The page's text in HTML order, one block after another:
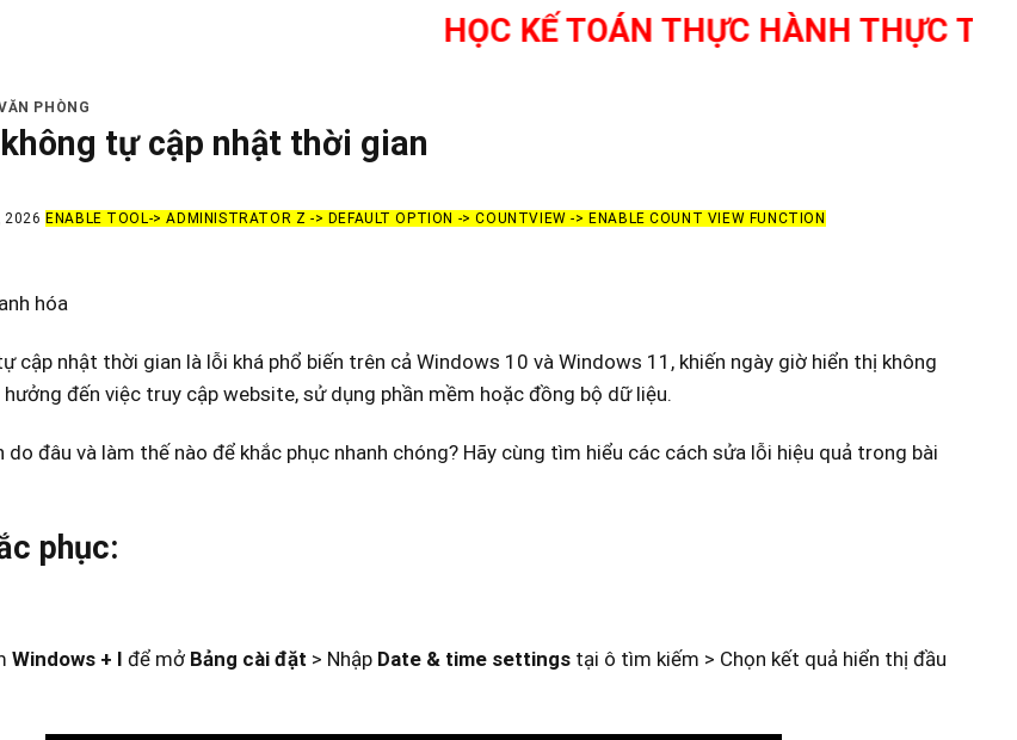
HỌC KẾ TOÁN THỰC HÀNH THỰC TẾ TẠI
PHÒNG
tự cập nhật thời gian
2026 ENABLE TOOL-> ADMINISTRATOR Z -> DEFAULT OPTION -> COUNTVIEW -> ENABLE COUNT VIEW FUNCTION
hóa
cập nhật thời gian là lỗi khá phổ biến trên cả Windows 10 và Windows 11, khiến ngày giờ hiển thị không
hưởng đến việc truy cập website, sử dụng phần mềm hoặc đồng bộ dữ liệu.
do đâu và làm thế nào để khắc phục nhanh chóng? Hãy cùng tìm hiểu các cách sửa lỗi hiệu quả trong bài
phục:
Windows + I để mở Bảng cài đặt > Nhập Date & time settingstại ô tìm kiếm > Chọn kết quả hiển thị đầu